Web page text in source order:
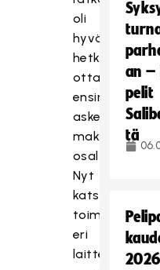
oli
hyvä
hetki
ottaa
ensimmäiset
askeleet
maksullisuuden
osalta.
Nyt
katselu
toimii
eri
laitteilla
an –
pelit
tä